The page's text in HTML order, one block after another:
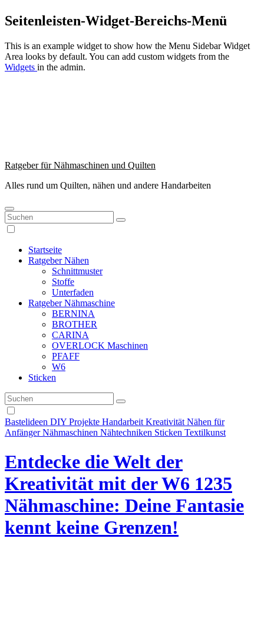
Zum
Inhalt
Seitenleisten-Widget-Bereichs-Menü
This is an example widget to show how the Menu Sidebar Widget
Area looks by default. You can add custom widgets from the
Widgets in the admin.
Ratgeber für Nähmaschinen und Quilten
Alles rund um Quilten, nähen und andere Handarbeiten
Startseite
Ratgeber Nähen
Schnittmuster
Stoffe
Unterfaden
Ratgeber Nähmaschine
BERNINA
BROTHER
CARINA
OVERLOCK Maschinen
PFAFF
W6
Sticken
Bastelideen DIY Projekte Handarbeit Kreativität Nähen für
AnfängerNähmaschinen Nähtechniken Sticken Textilkunst
Entdecke die Welt der
Kreativität mit der W6 1235
Nähmaschine: Deine Fantasie
kennt keine Grenzen!